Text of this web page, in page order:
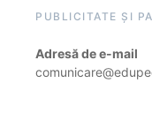
PUBLICITATE ȘI
Adresă de e-mail